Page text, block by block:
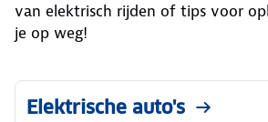
van elektrisch rijden of tips voor
je op weg!
Elektrische auto's